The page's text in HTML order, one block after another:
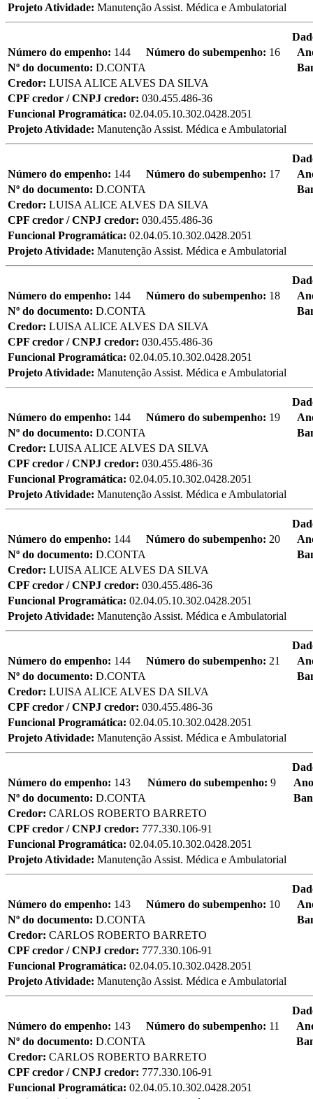
Projeto Atividade: Manutenção Assist. Médica e Ambulatorial
Número do empenho: 144 Número do subempenho: 16
Nº do documento: D.CONTA
Credor: LUISA ALICE ALVES DA SILVA
CPF credor / CNPJ credor: 030.455.486-36
Funcional Programática: 02.04.05.10.302.0428.2051
Projeto Atividade: Manutenção Assist. Médica e Ambulatorial
Número do empenho: 144 Número do subempenho: 17
Nº do documento: D.CONTA
Credor: LUISA ALICE ALVES DA SILVA
CPF credor / CNPJ credor: 030.455.486-36
Funcional Programática: 02.04.05.10.302.0428.2051
Projeto Atividade: Manutenção Assist. Médica e Ambulatorial
Número do empenho: 144 Número do subempenho: 18
Nº do documento: D.CONTA
Credor: LUISA ALICE ALVES DA SILVA
CPF credor / CNPJ credor: 030.455.486-36
Funcional Programática: 02.04.05.10.302.0428.2051
Projeto Atividade: Manutenção Assist. Médica e Ambulatorial
Número do empenho: 144 Número do subempenho: 19
Nº do documento: D.CONTA
Credor: LUISA ALICE ALVES DA SILVA
CPF credor / CNPJ credor: 030.455.486-36
Funcional Programática: 02.04.05.10.302.0428.2051
Projeto Atividade: Manutenção Assist. Médica e Ambulatorial
Número do empenho: 144 Número do subempenho: 20
Nº do documento: D.CONTA
Credor: LUISA ALICE ALVES DA SILVA
CPF credor / CNPJ credor: 030.455.486-36
Funcional Programática: 02.04.05.10.302.0428.2051
Projeto Atividade: Manutenção Assist. Médica e Ambulatorial
Número do empenho: 144 Número do subempenho: 21
Nº do documento: D.CONTA
Credor: LUISA ALICE ALVES DA SILVA
CPF credor / CNPJ credor: 030.455.486-36
Funcional Programática: 02.04.05.10.302.0428.2051
Projeto Atividade: Manutenção Assist. Médica e Ambulatorial
Número do empenho: 143 Número do subempenho: 9
Nº do documento: D.CONTA
Credor: CARLOS ROBERTO BARRETO
CPF credor / CNPJ credor: 777.330.106-91
Funcional Programática: 02.04.05.10.302.0428.2051
Projeto Atividade: Manutenção Assist. Médica e Ambulatorial
Número do empenho: 143 Número do subempenho: 10
Nº do documento: D.CONTA
Credor: CARLOS ROBERTO BARRETO
CPF credor / CNPJ credor: 777.330.106-91
Funcional Programática: 02.04.05.10.302.0428.2051
Projeto Atividade: Manutenção Assist. Médica e Ambulatorial
Número do empenho: 143 Número do subempenho: 11
Nº do documento: D.CONTA
Credor: CARLOS ROBERTO BARRETO
CPF credor / CNPJ credor: 777.330.106-91
Funcional Programática: 02.04.05.10.302.0428.2051